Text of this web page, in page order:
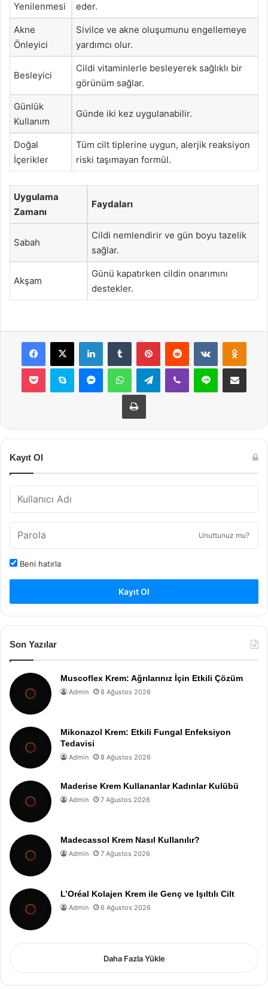
Yenilenmesi
eder.
Akne
Önleyici
Sivilce ve akne oluşumunu engellemeye
yardımcı olur.
Besleyici
Cildi vitaminlerle besleyerek sağlıklı bir
görünüm sağlar.
Günlük
Kullanım
Günde iki kez uygulanabilir.
Doğal
İçerikler
Tüm cilt tiplerine uygun, alerjik reaksiyon
riski taşımayan formül.
Uygulama
Zamanı
Faydaları
Sabah
Cildi nemlendirir ve gün boyu tazelik
sağlar.
Akşam
Günü kapatırken cildin onarımını
destekler.
Facebook
X LinkedInTumblr PinterestReddit VKontakte
Pocket Skype MessengerWhatsAppTelegramViber Line E-Posta ile
Yazdır
Kayıt Ol
Unuttunuz mu?
Beni hatırla
Kayıt Ol
Son Yazılar
Muscoflex Krem: Ağrılarınız İçin Etkili Çözüm
Admin 8 Ağustos 2026
Mikonazol Krem: Etkili Fungal Enfeksiyon
Tedavisi
Admin 8 Ağustos 2026
Maderise Krem Kullananlar Kadınlar Kulübü
Admin 7 Ağustos 2026
Madecassol Krem Nasıl Kullanılır?
Admin 7 Ağustos 2026
L’Oréal Kolajen Krem ile Genç ve Işıltılı Cilt
Admin 6 Ağustos 2026
Daha Fazla Yükle